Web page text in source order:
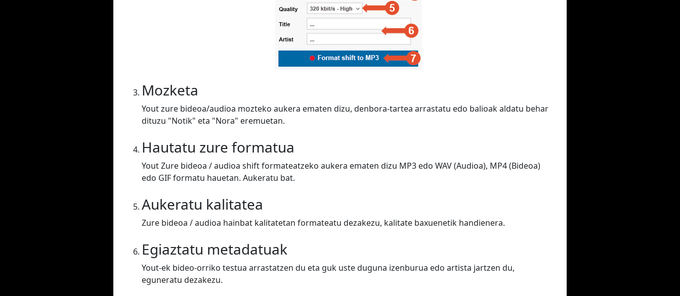
Mozketa
Yout zure bideoa/audioa mozteko aukera ematen dizu, denbora-tartea arrastatu edo balioak aldatu behar
dituzu "Notik" eta "Nora" eremuetan.
Hautatu zure formatua
Yout Zure bideoa / audioa shift formateatzeko aukera ematen dizu MP3 edo WAV (Audioa), MP4 (Bideoa)
edo GIF formatu hauetan. Aukeratu bat.
Aukeratu kalitatea
Zure bideoa / audioa hainbat kalitatetan formateatu dezakezu, kalitate baxuenetik handienera.
Egiaztatu metadatuak
Yout-ek bideo-orriko testua arrastatzen du eta guk uste duguna izenburua edo artista jartzen du,
eguneratu dezakezu.